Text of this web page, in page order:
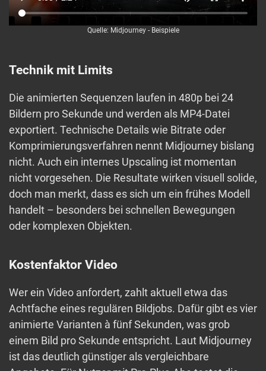
Quelle: Midjourney - Beispiele
Technik mit Limits
Die animierten Sequenzen laufen in 480p bei 24
Bildern pro Sekunde und werden als MP4-Datei
exportiert. Technische Details wie Bitrate oder
Komprimierungsverfahren nennt Midjourney bislang
nicht. Auch ein internes Upscaling ist momentan
nicht vorgesehen. Die Resultate wirken visuell solide,
doch man merkt, dass es sich um ein frühes Modell
handelt – besonders bei schnellen Bewegungen
oder komplexen Objekten.
Kostenfaktor Video
Wer ein Video anfordert, zahlt aktuell etwa das
Achtfache eines regulären Bildjobs. Dafür gibt es vier
animierte Varianten à fünf Sekunden, was grob
einem Bild pro Sekunde entspricht. Laut Midjourney
ist das deutlich günstiger als vergleichbare